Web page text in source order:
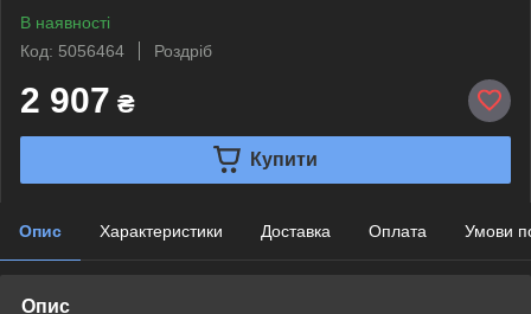
В наявності
Код: 5056464
Роздріб
2 907 ₴
Купити
Опис Характеристики Доставка Оплата Умови
Опис